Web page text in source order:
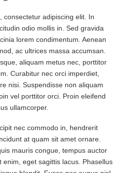
consectetur adipiscing elit. In
odio mollis in. Sed gravida
lorem condimentum. Aenean
ac ultrices massa accumsan.
aliquam metus nec, porttitor
Curabitur nec orci imperdiet,
nisi. Suspendisse non aliquam
vel porttitor orci. Proin eleifend
ullamcorper.
nec commodo in, hendrerit
at quam sit amet ornare.
mauris congue, tempus auctor
enim, eget sagittis lacus. Phasellus